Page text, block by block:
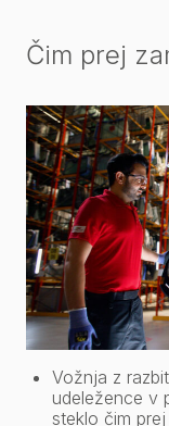
Čim prej
Vožnja z
udeležence v
steklo čim